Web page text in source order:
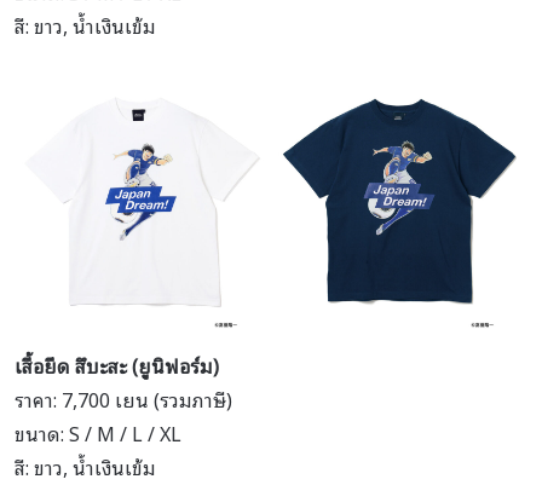
สี: ขาว, น้ำเงินเข้ม
เสื้อยืด สึบะสะ (ยูนิฟอร์ม)
ราคา: 7,700 เยน (รวมภาษี)
ขนาด: S / M / L / XL
สี: ขาว, น้ำเงินเข้ม